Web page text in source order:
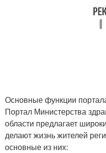
Основные функции
Портал Министерства
области предлагает
делают жизнь жителей
основные из них: